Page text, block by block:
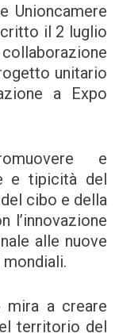
Unioncamere
il 2 luglio
unitario
a Expo
e
e tipicità del
cibo e della
l’innovazione
alle nuove
mira a creare
territorio del